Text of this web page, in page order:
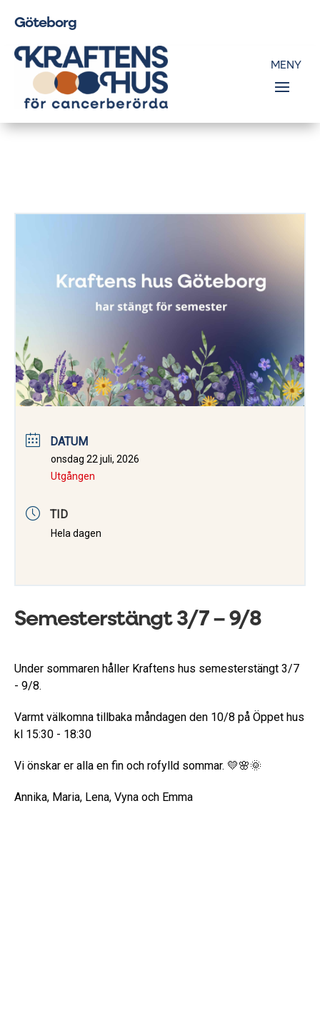
Göteborg
DATUM
onsdag 22 juli, 2026
Utgången
TID
Hela dagen
Semesterstängt 3/7 – 9/8
Under sommaren håller Kraftens hus semesterstängt 3/7
- 9/8.
Varmt välkomna tillbaka måndagen den 10/8 på Öppet hus
kl 15:30 - 18:30
Vi önskar er alla en fin och rofylld sommar. 💛🌸🌞
Annika, Maria, Lena, Vyna och Emma